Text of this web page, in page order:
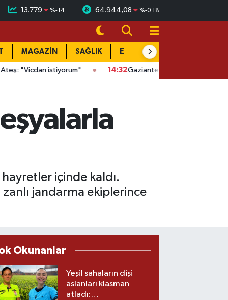
13.779 %-14 64.944,08 %-0.18
MAGAZİN SAĞLIK EĞİTİM
istiyorum" 14:32 Gaziantep'te kaçak kazıya suçüstü: Evin
hayretler içinde kaldı.
zanlı jandarma ekiplerince
Okunanlar
Yeşil sahaların dişi
aslanları klasman
atladı: